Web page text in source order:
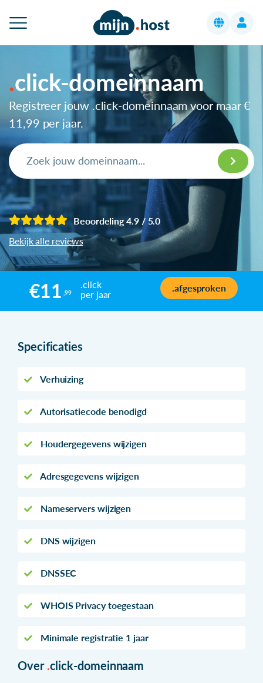
click-domeinnaam
Registreer jouw .click-domeinnaam voor maar€
11,99 per jaar.
Beoordeling 4.9 / 5.0
Bekijk alle reviews
€11 ,99
.click
per jaar
.afgesproken
Specificaties
Verhuizing
Autorisatiecode benodigd
Houdergegevens wijzigen
Adresgegevens wijzigen
Nameservers wijzigen
DNS wijzigen
DNSSEC
WHOIS Privacy toegestaan
Minimale registratie 1 jaar
Over .click-domeinnaam